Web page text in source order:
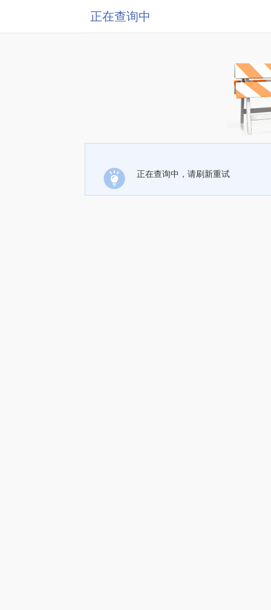
正在查询中
正在查询中，请刷新重试